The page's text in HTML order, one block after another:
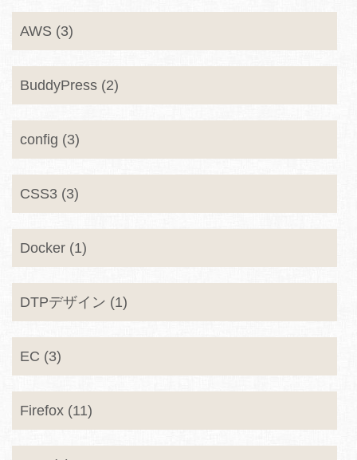
AWS (3)
BuddyPress (2)
config (3)
CSS3 (3)
Docker (1)
DTPデザイン (1)
EC (3)
Firefox (11)